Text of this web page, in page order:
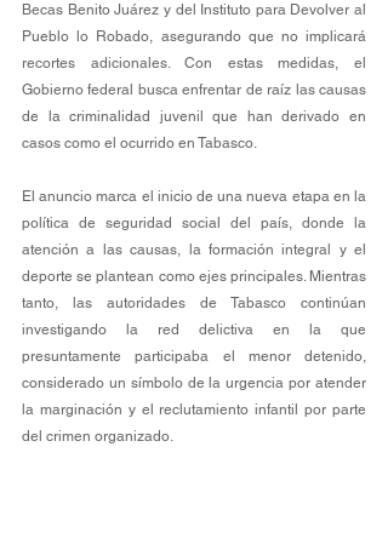
Becas Benito Juárez y del Instituto para Devolver al
Pueblo lo Robado, asegurando que no implicará
recortes adicionales. Con estas medidas, el
Gobierno federal busca enfrentar de raíz las causas
de la criminalidad juvenil que han derivado en
casos como el ocurrido en Tabasco.
El anuncio marca el inicio de una nueva etapa en la
política de seguridad social del país, donde la
atención a las causas, la formación integral y el
deporte se plantean como ejes principales. Mientras
tanto, las autoridades de Tabasco continúan
investigando la red delictiva en la que
presuntamente participaba el menor detenido,
considerado un símbolo de la urgencia por atender
la marginación y el reclutamiento infantil por parte
del crimen organizado.